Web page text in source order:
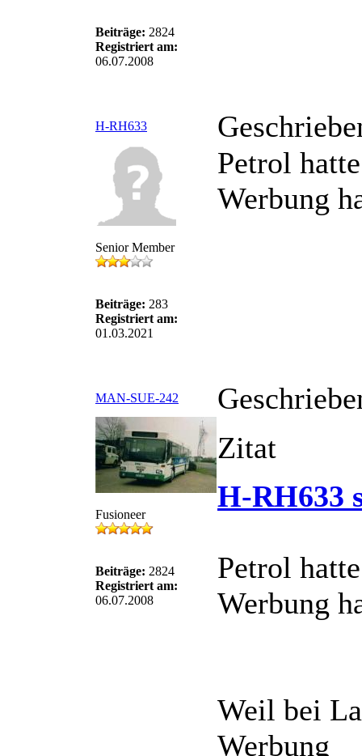
Beiträge: 2824
Registriert am:
06.07.2008
H-RH633
Senior Member
Beiträge: 283
Registriert am:
01.03.2021
Petrol
Werbung
MAN-SUE-242
Fusioneer
Beiträge: 2824
Registriert am:
06.07.2008
Zitat
H-RH633
Petrol
Werbung
Weil bei
Werbung